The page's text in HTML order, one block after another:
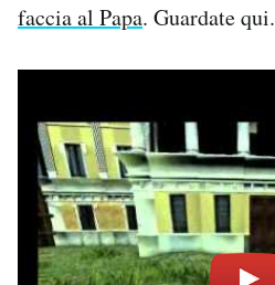
faccia al Papa. Guardate qui.